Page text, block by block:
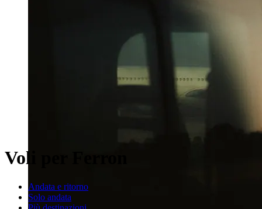
Voli per Ferron
Andata e ritorno
Solo andata